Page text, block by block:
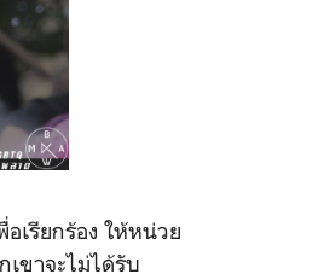
อเรียกร้อง ให้หน่วย
ขาจะไม่ได้รับ